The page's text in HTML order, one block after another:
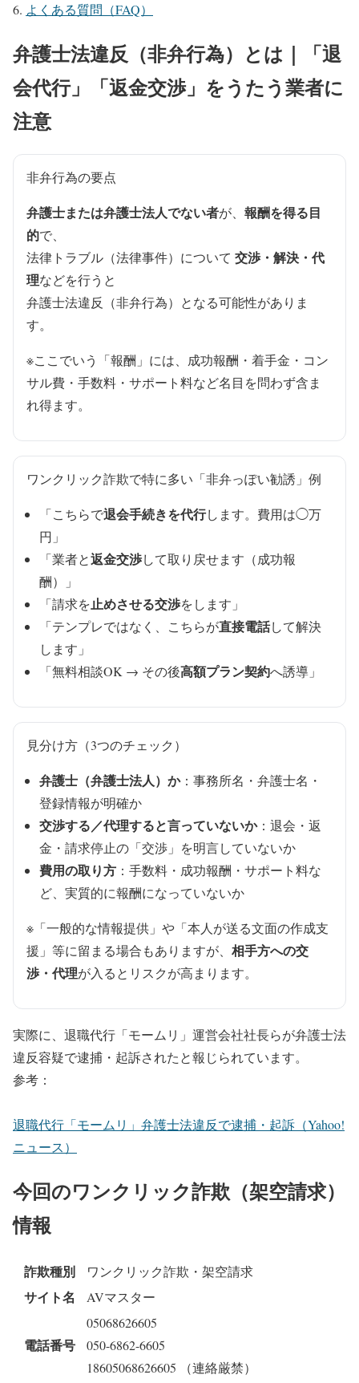
よくある質問（FAQ）
弁護士法違反（非弁行為）とは｜「退
会代行」「返金交渉」をうたう業者に
注意
非弁行為の要点
弁護士または弁護士法人でない者が、 報酬を得る目
的で、
法律トラブル（法律事件）について 交渉・解決・代
理などを行うと
弁護士法違反（非弁行為） となる可能性がありま
す。
※ここでいう「報酬」には、成功報酬・着手金・コン
サル費・手数料・サポート料など名目を問わず含ま
れ得ます。
ワンクリック詐欺で特に多い「非弁っぽい勧誘」例
「こちらで退会手続きを代行します。費用は◯万
円」
「業者と返金交渉して取り戻せます（成功報
酬）」
「請求を止めさせる交渉をします」
「テンプレではなく、こちらが直接電話して解決
します」
「無料相談OK → その後高額プラン契約へ誘導」
見分け方（3つのチェック）
弁護士（弁護士法人）か：事務所名・弁護士名・
登録情報が明確か
交渉する／代理すると言っていないか：退会・返
金・請求停止の「交渉」を明言していないか
費用の取り方 ：手数料・成功報酬・サポート料な
ど、実質的に報酬になっていないか
※「一般的な情報提供」や「本人が送る文面の作成支
援」等に留まる場合もありますが、 相手方への交
渉・代理が入るとリスクが高まります。
実際に、退職代行「モームリ」運営会社社長らが弁護士法
違反容疑で逮捕・起訴されたと報じられています。
参考：
退職代行「モームリ」弁護士法違反で逮捕・起訴（Yahoo!
ニュース）
今回のワンクリック詐欺（架空請求）
情報
詐欺種別 ワンクリック詐欺・架空請求
サイト名 AVマスター
電話番号
05068626605
050-6862-6605
18605068626605
（連絡厳禁）